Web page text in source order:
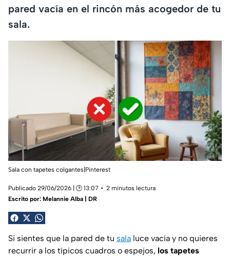
pared vacía en el rincón más acogedor de tu
sala.
Sala con tapetes colgantes|Pinterest
Publicado 29/06/2026 | 🕑 13:07
2 minutos lectura
Escrito por: Melannie Alba | DR
Si sientes que la pared de tu sala luce vacía y no quieres
recurrir a los típicos cuadros o espejos, los tapetes